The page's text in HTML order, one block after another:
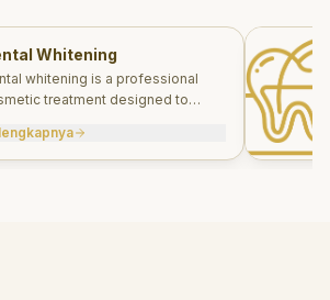
Whitening
whitening is a professional
treatment designed to